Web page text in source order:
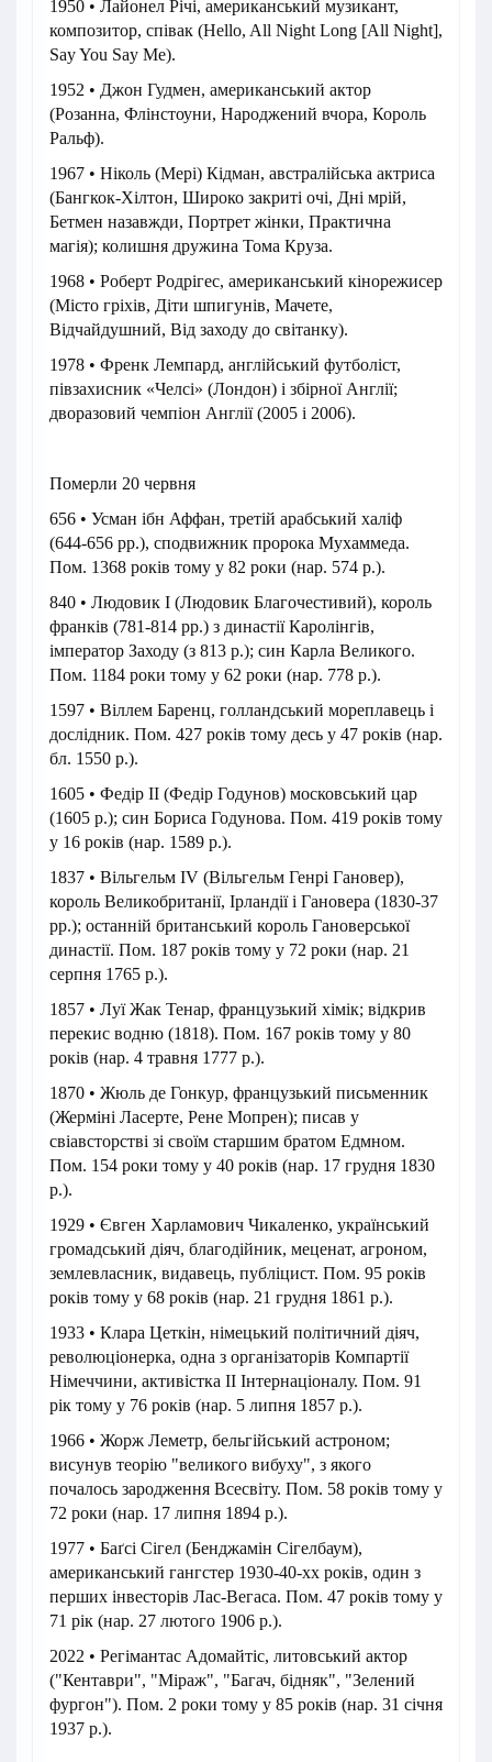
1950 • Лайонел Річі, американський музикант,
композитор, співак (Hello, All Night Long [All Night],
Say You Say Me).
1952 • Джон Гудмен, американський актор
(Розанна, Флінстоуни, Народжений вчора, Король
Ральф).
1967 • Ніколь (Мері) Кідман, австралійська актриса
(Бангкок-Хілтон, Широко закриті очі, Дні мрій,
Бетмен назавжди, Портрет жінки, Практична
магія); колишня дружина Тома Круза.
1968 • Роберт Родрігес, американський кінорежисер
(Місто гріхів, Діти шпигунів, Мачете,
Відчайдушний, Від заходу до світанку).
1978 • Френк Лемпард, англійський футболіст,
півзахисник «Челсі» (Лондон) і збірної Англії;
дворазовий чемпіон Англії (2005 і 2006).
Померли 20 червня
656 • Усман ібн Аффан, третій арабський халіф
(644-656 рр.), сподвижник пророка Мухаммеда.
Пом. 1368 років тому у 82 роки (нар. 574 р.).
840 • Людовик I (Людовик Благочестивий), король
франків (781-814 рр.) з династії Каролінгів,
імператор Заходу (з 813 р.); син Карла Великого.
Пом. 1184 роки тому у 62 роки (нар. 778 р.).
1597 • Віллем Баренц, голландський мореплавець і
дослідник. Пом. 427 років тому десь у 47 років (нар.
бл. 1550 р.).
1605 • Федір II (Федір Годунов) московський цар
(1605 р.); син Бориса Годунова. Пом. 419 років тому
у 16 років (нар. 1589 р.).
1837 • Вільгельм IV (Вільгельм Генрі Гановер),
король Великобританії, Ірландії і Гановера (1830-37
рр.); останній британський король Гановерської
династії. Пом. 187 років тому у 72 роки (нар. 21
серпня 1765 р.).
1857 • Луї Жак Тенар, французький хімік; відкрив
перекис водню (1818). Пом. 167 років тому у 80
років (нар. 4 травня 1777 р.).
1870 • Жюль де Гонкур, французький письменник
(Жерміні Ласерте, Рене Мопрен); писав у
свіавсторстві зі своїм старшим братом Едмном.
Пом. 154 роки тому у 40 років (нар. 17 грудня 1830
р.).
1929 • Євген Харламович Чикаленко, український
громадський діяч, благодійник, меценат, агроном,
землевласник, видавець, публіцист. Пом. 95 років
років тому у 68 років (нар. 21 грудня 1861 р.).
1933 • Клара Цеткін, німецький політичний діяч,
революціонерка, одна з організаторів Компартії
Німеччини, активістка II Інтернаціоналу. Пом. 91
рік тому у 76 років (нар. 5 липня 1857 р.).
1966 • Жорж Леметр, бельгійський астроном;
висунув теорію "великого вибуху", з якого
почалось зародження Всесвіту. Пом. 58 років тому у
72 роки (нар. 17 липня 1894 р.).
1977 • Баґсі Сігел (Бенджамін Сігелбаум),
американський гангстер 1930-40-хх років, один з
перших інвесторів Лас-Вегаса. Пом. 47 років тому у
71 рік (нар. 27 лютого 1906 р.).
2022 • Регімантас Адомайтіс, литовський актор
("Кентаври", "Міраж", "Багач, бідняк", "Зелений
фургон"). Пом. 2 роки тому у 85 років (нар. 31 січня
1937 р.).